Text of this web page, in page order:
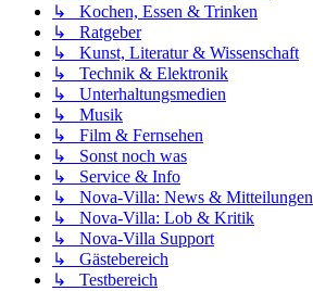
↳ Kochen, Essen & Trinken
↳ Ratgeber
↳ Kunst, Literatur & Wissenschaft
↳ Technik & Elektronik
↳ Unterhaltungsmedien
↳ Musik
↳ Film & Fernsehen
↳ Sonst noch was
↳ Service & Info
↳ Nova-Villa: News & Mitteilungen
↳ Nova-Villa: Lob & Kritik
↳ Nova-Villa Support
↳ Gästebereich
↳ Testbereich